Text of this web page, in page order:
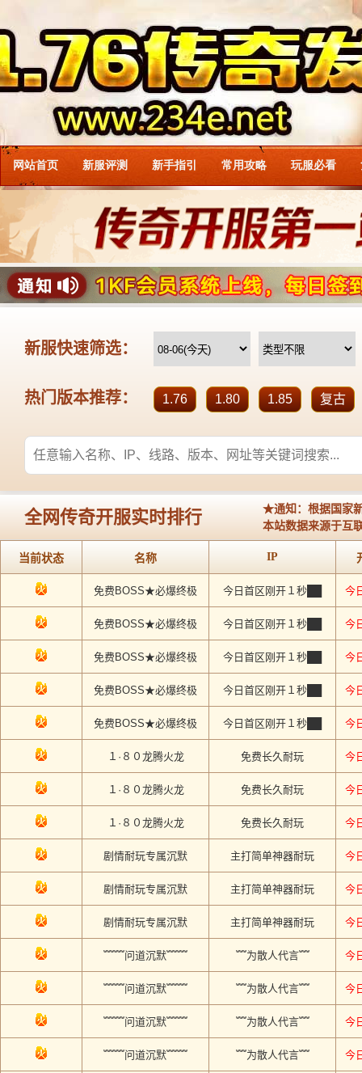
网站首页 新服评测 新手指引 常用攻略 玩服必看